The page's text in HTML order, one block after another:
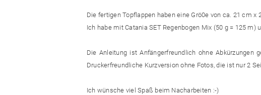
Die fertigen Topflappen haben eine Grö0e von ca. 21 cm x
Ich habe mit Catania SET Regenbogen Mix (50 g = 125 m)
Die Anleitung ist Anfängerfreundlich ohne Abkürzungen
Druckerfreundliche Kurzversion ohne Fotos, die ist nur 2
Ich wünsche viel Spaß beim Nacharbeiten :-)